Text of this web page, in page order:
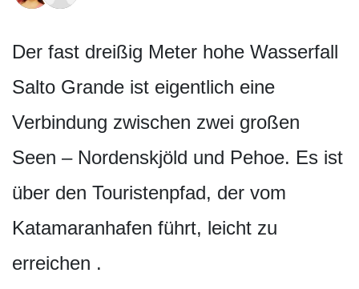
Der fast dreißig Meter hohe Wasserfall
Salto Grande ist eigentlich eine
Verbindung zwischen zwei großen
Seen – Nordenskjöld und Pehoe. Es ist
über den Touristenpfad, der vom
Katamaranhafen führt, leicht zu
erreichen .